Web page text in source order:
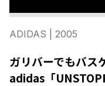
ADIDAS | 2005
ガリバーでもバス
adidas「